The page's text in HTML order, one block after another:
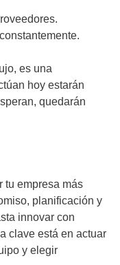
es una
hoy estarán
quedarán
tu empresa más
planificación y
innovar con
clave está en actuar
y elegir